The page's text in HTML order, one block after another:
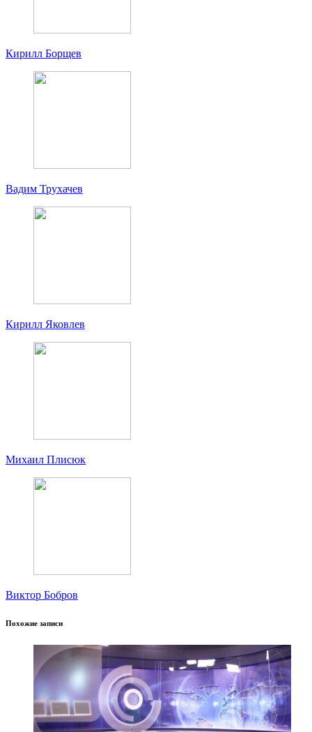
Кирилл Борщев
Вадим Трухачев
Кирилл Яковлев
Михаил Плисюк
Виктор Бобров
Похожие записи